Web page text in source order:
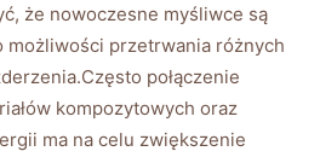
że nowoczesne myśliwce są
możliwości przetrwania różnych
połączenie
kompozytowych oraz
ma na celu zwiększenie